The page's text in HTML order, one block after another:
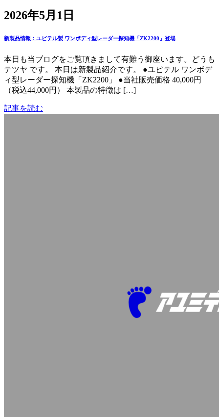
2026年5月1日
新製品情報：ユピテル製 ワンボディ型レーダー探知機「ZK2200」登場
本日も当ブログをご覧頂きまして有難う御座います。どうも
テツヤ です。 本日は新製品紹介です。 ●ユピテル ワンボデ
ィ型レーダー探知機「ZK2200」 ●当社販売価格 40,000円
（税込44,000円） 本製品の特徴は […]
記事を読む